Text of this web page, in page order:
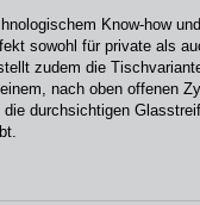
Know-how
sowohl für private als
zudem die
nach oben offenen
durchsichtigen